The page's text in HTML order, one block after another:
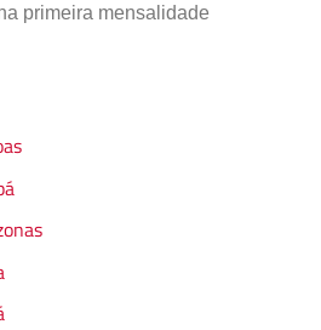
primeira mensalidade